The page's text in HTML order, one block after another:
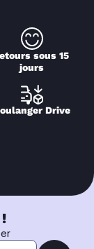
sous 15
jours
Drive